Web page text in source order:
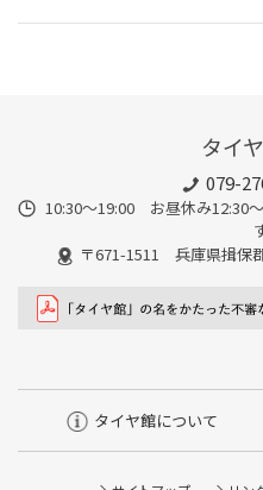
タイ
079-
10:30～19:00 お昼休み12:30
〒671-1511 兵庫県揖保
タイヤ館について